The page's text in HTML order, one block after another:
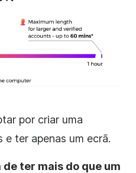
por criar uma
e ter apenas um ecrã.
ter mais do que um